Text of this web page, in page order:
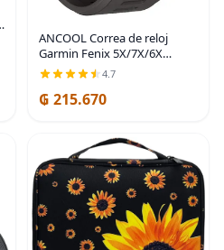
ANCOOL Correa de reloj
Garmin Fenix 5X/7X/6X
Quickfit de 1.024 in
compatible con Fenix 6X
Pro/5X Plus/7X Pro/8 2.008 in
4.7
₲ 215.670